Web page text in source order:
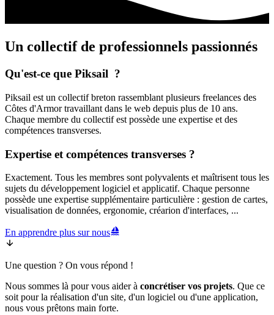
Un collectifde professionnels passionnés
Qu'est-ce que Piksail ?
Piksail est un collectif breton rassemblant plusieurs freelances des
Côtes d'Armor travaillant dans le web depuis plus de 10 ans.
Chaque membre du collectif est possède une expertise et des
compétences transverses.
Expertise et compétences transverses ?
Exactement. Tous les membres sont polyvalents et maîtrisent tous les
sujets du développement logiciel et applicatif. Chaque personne
possède une expertise supplémentaire particulière : gestion de cartes,
visualisation de données, ergonomie, créarion d'interfaces, ...
En apprendre plus sur nous
Une question ? On vous répond !
Nous sommes là pour vous aider à concrétiser vos projets. Que ce
soit pour la réalisation d'un site, d'un logiciel ou d'une application,
nous vous prêtons main forte.